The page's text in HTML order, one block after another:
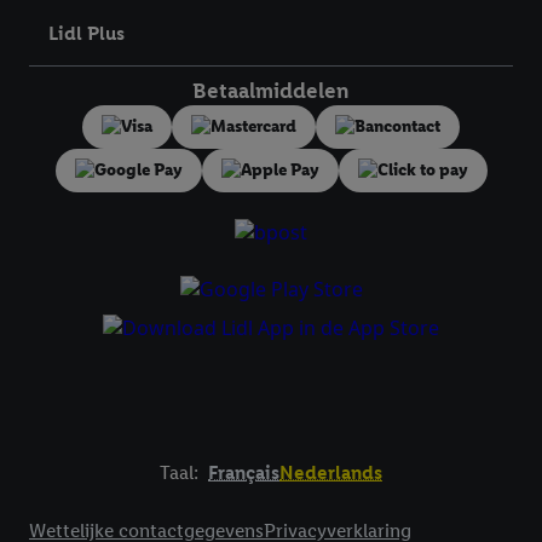
Lidl Plus
Betaalmiddelen
Taal: FrançaisNederlands
Wettelijke contactgegevensPrivacyverklaring
toestemming te allen tijde met vooruitwerkende kracht in te